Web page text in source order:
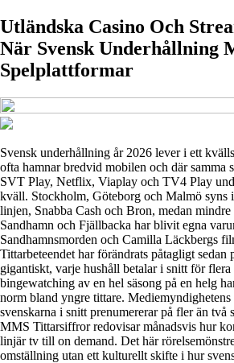
Utländska Casino Och
När Svensk Underhållning
Spelplattformar
Svensk underhållning år 2026 lever i ett
ofta hamnar bredvid mobilen och där samma
SVT Play, Netflix, Viaplay och TV4 Play
kväll. Stockholm, Göteborg och Malmö syns
linjen, Snabba Cash och Bron, medan mindre
Sandhamn och Fjällbacka har blivit egna
Sandhamnsmorden och Camilla Läckbergs
Tittarbeteendet har förändrats påtagligt sedan
gigantiskt, varje hushåll betalar i snitt för flera
bingewatching av en hel säsong på en helg
norm bland yngre tittare.
svenskarna i snitt prenumererar på fler än två
MMS Tittarsiffror redovisar månadsvis hur
linjär tv till on demand. Det här
omställning utan ett kulturellt skifte i hur